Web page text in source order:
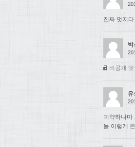
진짜 멋지다
박
비공개 댓
유
미약하나마
늘 이렇게